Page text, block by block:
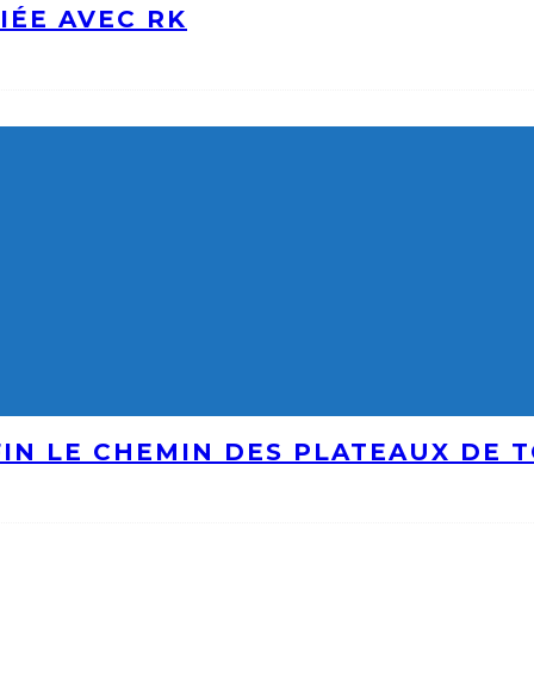
AVEC RK
LE CHEMIN DES PLATEAUX DE